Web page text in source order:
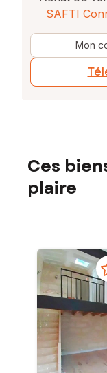
SAFTI
Mon
Ces
plaire